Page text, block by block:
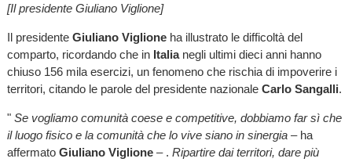
[Il presidente Giuliano Viglione]
Il presidente Giuliano Viglioneha illustrato le difficoltà del
comparto, ricordando che in Italianegli ultimi dieci anni hanno
chiuso 156 mila esercizi, un fenomeno che rischia di impoverire i
territori, citando le parole del presidente nazionale Carlo Sangalli.
" Se vogliamo comunità coese e competitive, dobbiamo far sì che
il luogo fisico e la comunità che lo vive siano in sinergia– ha
affermato Giuliano Viglione– . Ripartire dai territori, dare più